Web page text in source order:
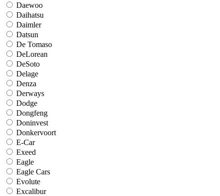
Daewoo
Daihatsu
Daimler
Datsun
De Tomaso
DeLorean
DeSoto
Delage
Denza
Derways
Dodge
Dongfeng
Doninvest
Donkervoort
E-Car
Exeed
Eagle
Eagle Cars
Evolute
Excalibur